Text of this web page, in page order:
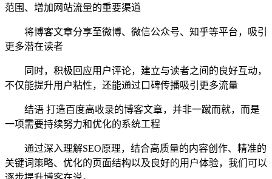
范围、增加网站流量的重要渠道
将博客文章分享至微博、微信公众号、知乎等平台，吸引
更多潜在读者
同时，积极回应用户评论，建立与读者之间的良好互动，
不仅能提升用户粘性，还能通过口碑传播吸引更多流量
结语 打造百度高收录的博客文章，并非一蹴而就，而是
一项需要持续努力和优化的系统工程
通过深入理解SEO原理，结合高质量的内容创作、精准的
关键词策略、优化的页面结构以及良好的用户体验，我们可以